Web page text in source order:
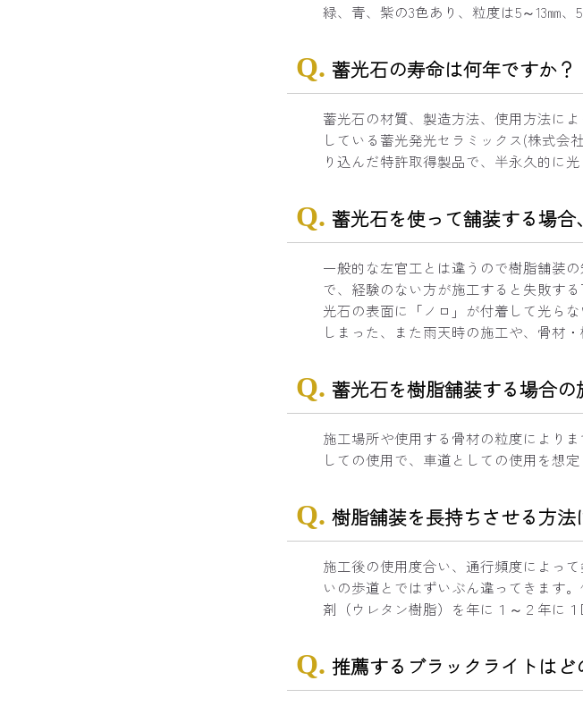
緑、青、紫の3色あり、粒度は5～13㎜、
蓄光石の寿命は何年ですか？
蓄光石の材質、製造方法、使用方法に
している蓄光発光セラミックス(株式会
り込んだ特許取得製品で、半永久的に光
蓄光石を使って舗装する場
一般的な左官工とは違うので樹脂舗装
で、経験のない方が施工すると失敗す
光石の表面に「ノロ」が付着して光ら
しまった、また雨天時の施工や、骨材
蓄光石を樹脂舗装する場合
施工場所や使用する骨材の粒度により
しての使用で、車道としての使用を想定
樹脂舗装を長持ちさせる方法
施工後の使用度合い、通行頻度によっ
いの歩道とではずいぶん違ってきます
剤（ウレタン樹脂）を年に１～２年に
推薦するブラックライトはど